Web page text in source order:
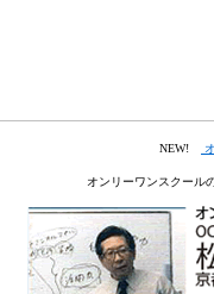
NEW!
オンリーワンスクール